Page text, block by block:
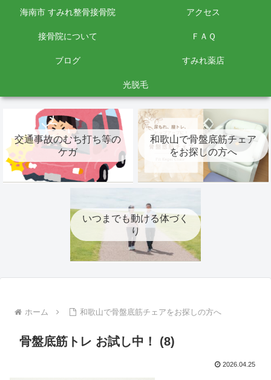
海南市 すみれ整骨接骨院 アクセス
接骨院について ＦＡＱ
ブログ すみれ薬店
光脱毛
交通事故のむち打ち等の
ケガ
和歌山で骨盤底筋チェア
をお探しの方へ
いつまでも動ける体づく
り
ホーム 和歌山で骨盤底筋チェアをお探しの方へ
骨盤底筋トレ お試し中！ (8)
2026.04.25